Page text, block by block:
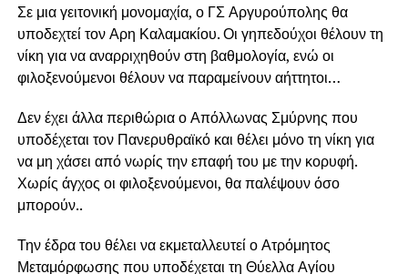
Σε μια γειτονική μονομαχία, ο ΓΣ Αργυρούπολης θα
υποδεχτεί τον Αρη Καλαμακίου. Οι γηπεδούχοι θέλουν τη
νίκη για να αναρριχηθούν στη βαθμολογία, ενώ οι
φιλοξενούμενοι θέλουν να παραμείνουν αήττητοι…
Δεν έχει άλλα περιθώρια ο Απόλλωνας Σμύρνης που
υποδέχεται τον Πανερυθραϊκό και θέλει μόνο τη νίκη για
να μη χάσει από νωρίς την επαφή του με την κορυφή.
Χωρίς άγχος οι φιλοξενούμενοι, θα παλέψουν όσο
μπορούν..
Την έδρα του θέλει να εκμεταλλευτεί ο Ατρόμητος
Μεταμόρφωσης που υποδέχεται τη Θύελλα Αγίου